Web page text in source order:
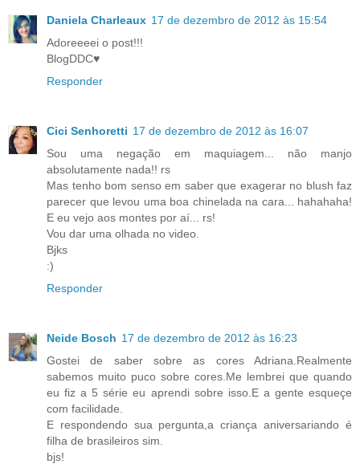
Daniela Charleaux 17 de dezembro de 2012 às 15:54
Adoreeeei o post!!!
BlogDDC♥
Responder
Cici Senhoretti 17 de dezembro de 2012 às 16:07
Sou uma negação em maquiagem... não manjo
absolutamente nada!! rs
Mas tenho bom senso em saber que exagerar no blush faz
parecer que levou uma boa chinelada na cara... hahahaha!
E eu vejo aos montes por aí... rs!
Vou dar uma olhada no video.
Bjks
:)
Responder
Neide Bosch 17 de dezembro de 2012 às 16:23
Gostei de saber sobre as cores Adriana.Realmente
sabemos muito puco sobre cores.Me lembrei que quando
eu fiz a 5 série eu aprendi sobre isso.E a gente esqueçe
com facilidade.
E respondendo sua pergunta,a criança aniversariando é
filha de brasileiros sim.
bjs!